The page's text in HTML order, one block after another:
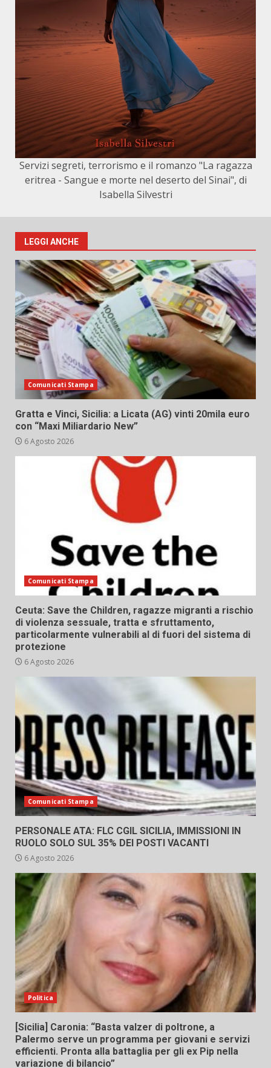
Servizi segreti, terrorismo e il romanzo "La ragazza
eritrea - Sangue e morte nel deserto del Sinai", di
Isabella Silvestri
LEGGI ANCHE
Comunicati Stampa
Gratta e Vinci, Sicilia: a Licata (AG) vinti 20mila euro
con “Maxi Miliardario New”
6 Agosto 2026
Comunicati Stampa
Ceuta: Save the Children, ragazze migranti a rischio
di violenza sessuale, tratta e sfruttamento,
particolarmente vulnerabili al di fuori del sistema di
protezione
6 Agosto 2026
Comunicati Stampa
PERSONALE ATA: FLC CGIL SICILIA, IMMISSIONI IN
RUOLO SOLO SUL 35% DEI POSTI VACANTI
6 Agosto 2026
Politica
[Sicilia] Caronia: “Basta valzer di poltrone, a
Palermo serve un programma per giovani e servizi
efficienti. Pronta alla battaglia per gli ex Pip nella
variazione di bilancio”